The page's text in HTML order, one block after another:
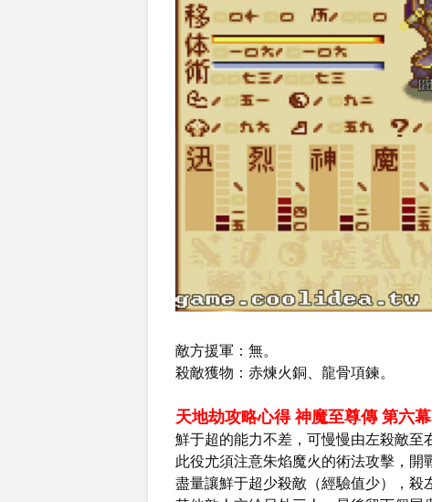
敵方援軍：無。
殺敵獲物：赤煉火銅、龍骨項鍊。
天地劫攻略心得 神魔至尊傳 第六幕
鮮于超的能力不差，可慢慢由左殺敵至
此役尤須注意朱焰魔火的術法攻擊，開
盡量讓鮮于超少殺敵（經驗值少），殺